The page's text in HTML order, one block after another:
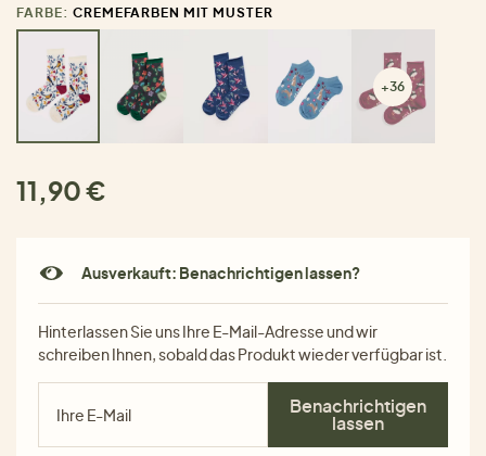
FARBE: CREMEFARBEN MIT MUSTER
+36
11,90 €
Ausverkauft: Benachrichtigen lassen?
Hinterlassen Sie uns Ihre E-Mail-Adresse und wir
schreiben Ihnen, sobald das Produkt wieder verfügbar ist.
Benachrichtigen
lassen